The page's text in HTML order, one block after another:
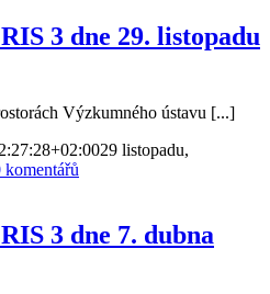
3 dne 29. listopadu
Výzkumného ústavu [...]
29 listopadu,
komentářů
3 dne 7. dubna